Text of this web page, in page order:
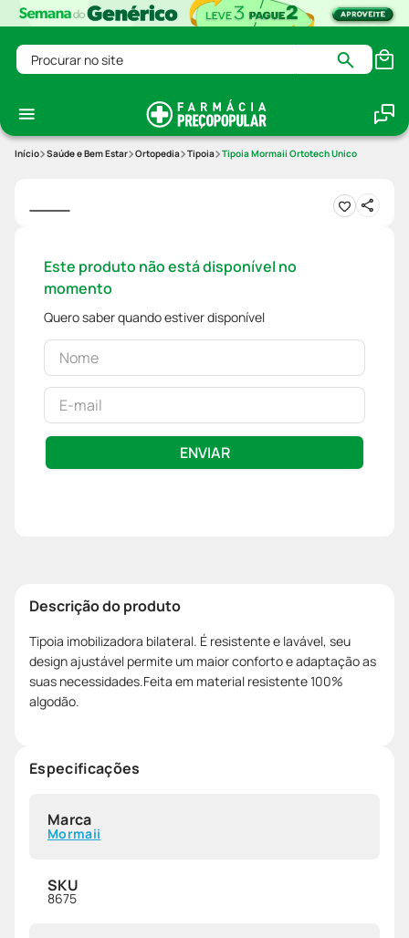
Procurar no site
Saúde e Bem Estar Ortopedia Tipoia Tipoia Mormaii Ortotech Unico
Este produto não está disponível no
momento
Quero saber quando estiver disponível
ENVIAR
Descrição do produto
Tipoia imobilizadora bilateral. É resistente e lavável, seu
design ajustável permite um maior conforto e adaptação as
suas necessidades.Feita em material resistente 100%
algodão.
Especificações
Marca
Mormaii
SKU
8675